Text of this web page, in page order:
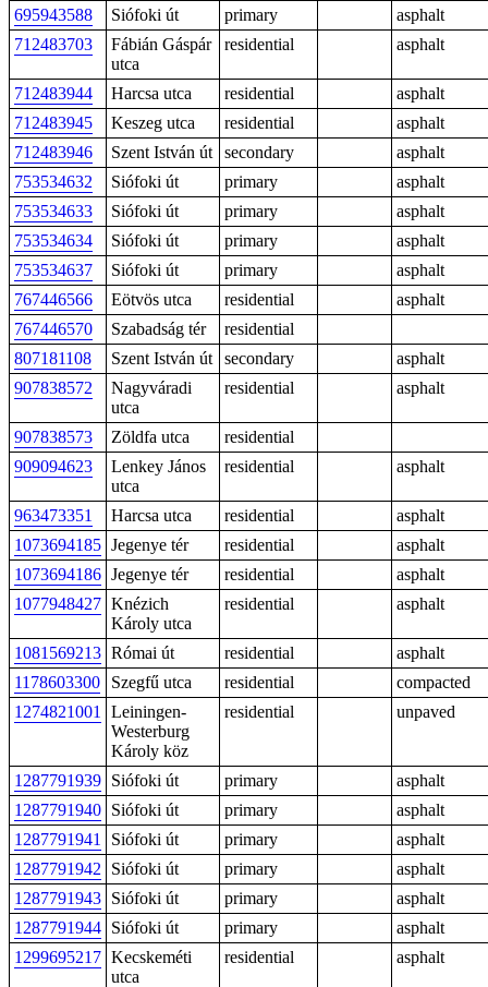
695943588
Siófoki út primary
asphalt
712483703
Fábián Gáspár
utca
residential asphalt
712483944 Harcsa utca residential
asphalt
712483945
Keszeg utca residential
asphalt
712483946
Szent István út secondary
asphalt
753534632
Siófoki út primary
asphalt
753534633
Siófoki út primary
asphalt
753534634
Siófoki út primary
asphalt
753534637
Siófoki út primary
asphalt
767446566
Eötvös utca residential
asphalt
767446570
Szabadság tér
residential
807181108
Szent István út secondary
asphalt
907838572
Nagyváradi
utca
residential asphalt
907838573 Zöldfa utca
residential
909094623
Lenkey János
utca
residential asphalt
963473351 Harcsa utca residential
asphalt
1073694185 Jegenye tér residential
asphalt
1073694186 Jegenye tér residential
asphalt
1077948427 Knézich
Károly utca
residential asphalt
1081569213 Római út residential
asphalt
1178603300
Szegfű utca residential
compacted
1274821001
Leiningen-
Westerburg
Károly köz
residential unpaved
1287791939 Siófoki út primary
asphalt
1287791940 Siófoki út primary
asphalt
1287791941
Siófoki út primary
asphalt
1287791942
Siófoki út primary
asphalt
1287791943 Siófoki út primary
asphalt
1287791944 Siófoki út primary
asphalt
1299695217 Kecskeméti
utca
residential asphalt